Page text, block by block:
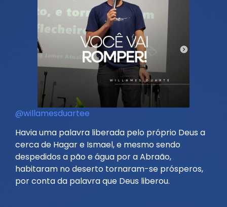
@willamesduartee
Havia uma palavra liberada pelo próprio Deus a
cerca de Hagar e Ismael, e mesmo sendo
despedidos a pão e água por a Abraão,
habitaram no deserto tornaram-se prósperos,
por conta da palavra que Deus liberou.